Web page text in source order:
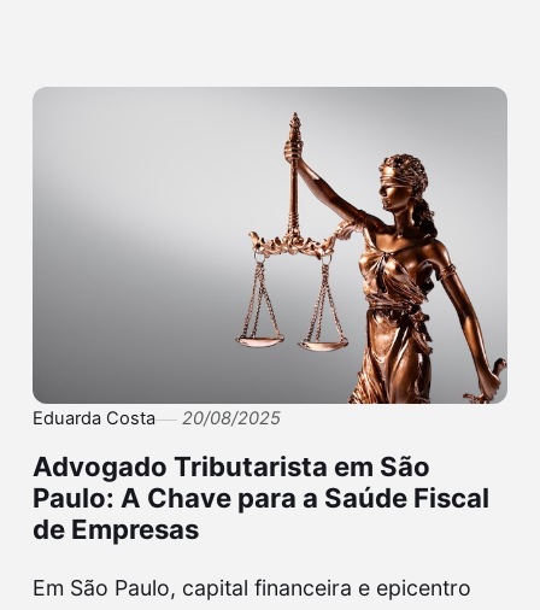
Eduarda Costa 20/08/2025
Advogado Tributarista em São
Paulo: A Chave para a Saúde Fiscal
de Empresas
Em São Paulo, capital financeira e epicentro